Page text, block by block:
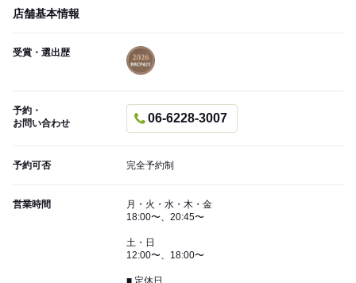
店舗基本情報
受賞・選出歴
予約・
お問い合わせ
06-6228-3007
予約可否 完全予約制
営業時間
月・火・水・木・金
18:00〜、20:45〜
土・日
12:00〜、18:00〜
■ 定休日